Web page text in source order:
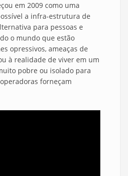
em 2009 como uma
a infra-estrutura de
para pessoas e
o mundo que estão
opressivos, ameaças de
à realidade de viver em um
pobre ou isolado para
forneçam